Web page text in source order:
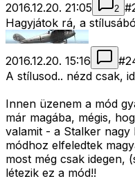
2016.12.20. 21:05
2 #
Hagyjátok rá, a
2016.12.20. 15:16 #
A stílusod.. nézd csak,
Innen üzenem a mód
már magába, mégis,
valamit - a Stalker nagy
módhoz elfeledtek
most még csak idegen,
létezik ez a mód!!